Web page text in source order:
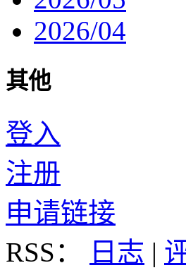
2026/04
其他
登入
注册
申请链接
RSS：
日志 |